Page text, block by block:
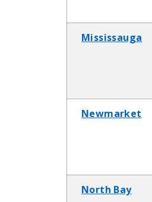
Mississauga
Newmarket
North Bay